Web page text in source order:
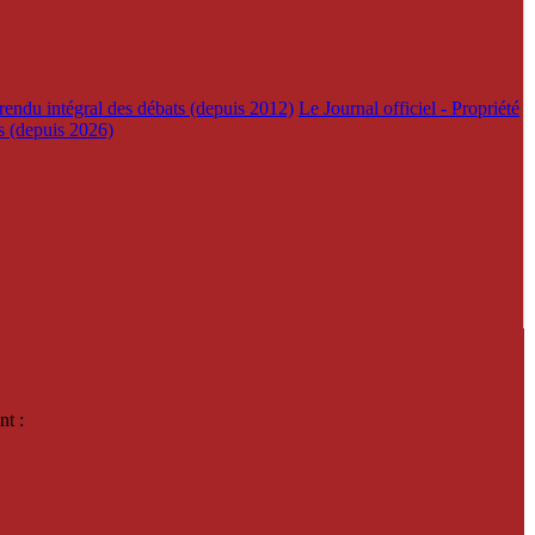
intégral des débats (depuis 2012) Le Journal officiel - Propriété
(depuis 2026)
: